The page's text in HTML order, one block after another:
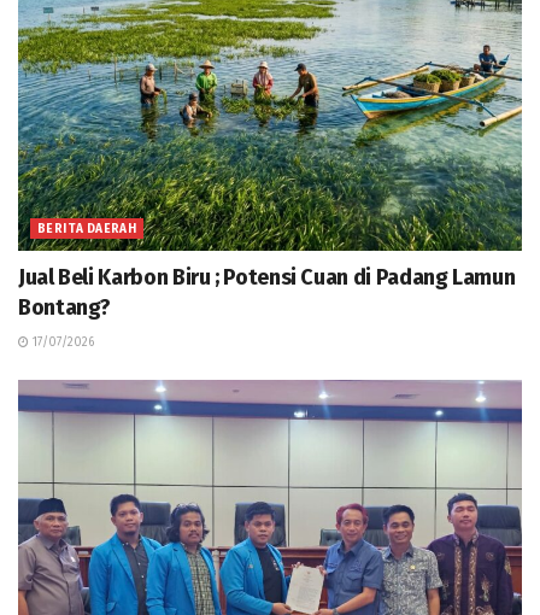
BERITA DAERAH
Jual Beli Karbon Biru ; Potensi Cuan di Padang Lamun
Bontang?
17/07/2026